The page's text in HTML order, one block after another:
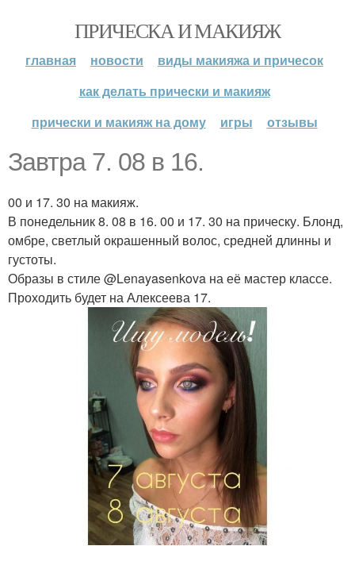
ПРИЧЕСКА И МАКИЯЖ
главная новости
виды макияжа и причесок
как делать прически и макияж
прически и макияж на дому
игры отзывы
Завтра 7. 08 в 16.
00 и 17. 30 на макияж.
В понедельник 8. 08 в 16. 00 и 17. 30 на прическу. Блонд,
омбре, светлый окрашенный волос, средней длинны и
густоты.
Образы в стиле @Lenayasenkova на её мастер классе.
Проходить будет на Алексеева 17.